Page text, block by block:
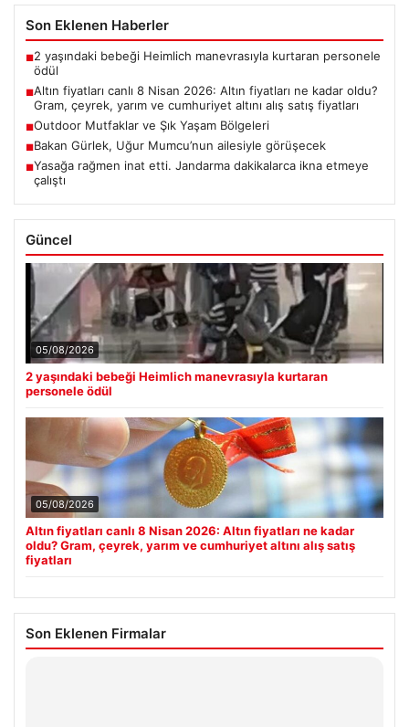
Son Eklenen Haberler
■2 yaşındaki bebeği Heimlich manevrasıyla kurtaran personele
ödül
■Altın fiyatları canlı 8 Nisan 2026: Altın fiyatları ne kadar oldu?
Gram, çeyrek, yarım ve cumhuriyet altını alış satış fiyatları
■Outdoor Mutfaklar ve Şık Yaşam Bölgeleri
■Bakan Gürlek, Uğur Mumcu’nun ailesiyle görüşecek
■Yasağa rağmen inat etti. Jandarma dakikalarca ikna etmeye
çalıştı
Güncel
05/08/2026
2 yaşındaki bebeği Heimlich manevrasıyla kurtaran
personele ödül
05/08/2026
Altın fiyatları canlı 8 Nisan 2026: Altın fiyatları ne kadar
oldu? Gram, çeyrek, yarım ve cumhuriyet altını alış satış
fiyatları
Son Eklenen Firmalar